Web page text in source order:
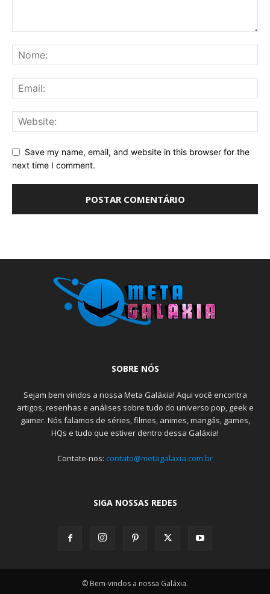
Save my name, email, and website in this browser for the
next time I comment.
SOBRE NÓS
Sejam bem vindos a nossa Meta Galáxia! Aqui você encontra
artigos, resenhas e análises sobre tudo do universo pop, geek e
gamer. Nós falamos de séries, filmes, animes, mangás, games,
HQs e tudo que estiver dentro dessa Galáxia!
Contate-nos: contato@metagalaxia.com.br
SIGA NOSSAS REDES
© Bem-vindos a nossa Galáxia.